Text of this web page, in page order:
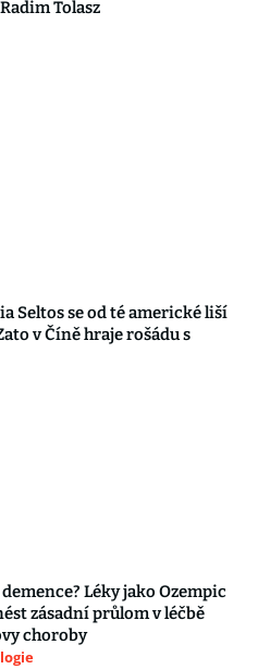
Tolasz
Seltos se od té americké liší
v Číně hraje rošádu s
Léky jako Ozempic
zásadní průlom v léčbě
choroby